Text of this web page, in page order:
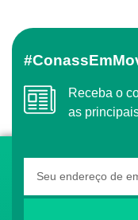
Receba o conteúdo semanal do Conass com
as